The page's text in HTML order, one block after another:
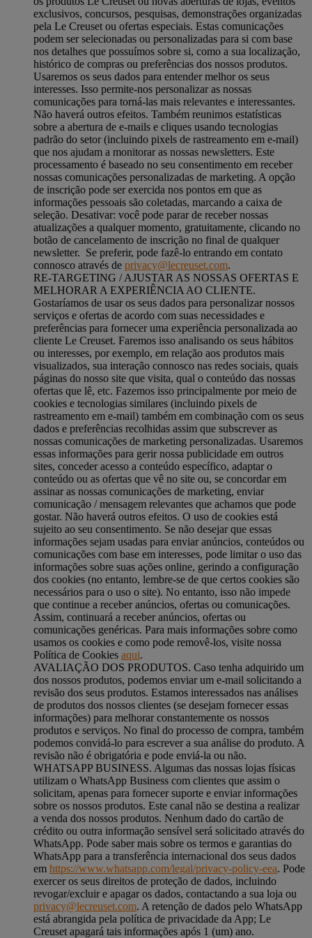
exclusivos, concursos, pesquisas, demonstrações organizadas
pela Le Creuset ou ofertas especiais. Estas comunicações
podem ser selecionadas ou personalizadas para si com base
nos detalhes que possuímos sobre si, como a sua localização,
histórico de compras ou preferências dos nossos produtos.
Usaremos os seus dados para entender melhor os seus
interesses. Isso permite-nos personalizar as nossas
comunicações para torná-las mais relevantes e interessantes.
Não haverá outros efeitos. Também reunimos estatísticas
sobre a abertura de e-mails e cliques usando tecnologias
padrão do setor (incluindo pixels de rastreamento em e-mail)
que nos ajudam a monitorar as nossas newsletters. Este
processamento é baseado no seu consentimento em receber
nossas comunicações personalizadas de marketing. A opção
de inscrição pode ser exercida nos pontos em que as
informações pessoais são coletadas, marcando a caixa de
seleção. Desativar: você pode parar de receber nossas
atualizações a qualquer momento, gratuitamente, clicando no
botão de cancelamento de inscrição no final de qualquer
newsletter. Se preferir, pode fazê-lo entrando em contato
connosco através de privacy@lecreuset.com.
RE-TARGETING / AJUSTAR AS NOSSAS OFERTAS E
MELHORAR A EXPERIÊNCIA AO CLIENTE.
Gostaríamos de usar os seus dados para personalizar nossos
serviços e ofertas de acordo com suas necessidades e
preferências para fornecer uma experiência personalizada ao
cliente Le Creuset. Faremos isso analisando os seus hábitos
ou interesses, por exemplo, em relação aos produtos mais
visualizados, sua interação connosco nas redes sociais, quais
páginas do nosso site que visita, qual o conteúdo das nossas
ofertas que lê, etc. Fazemos isso principalmente por meio de
cookies e tecnologias similares (incluindo pixels de
rastreamento em e-mail) também em combinação com os seus
dados e preferências recolhidas assim que subscrever as
nossas comunicações de marketing personalizadas. Usaremos
essas informações para gerir nossa publicidade em outros
sites, conceder acesso a conteúdo específico, adaptar o
conteúdo ou as ofertas que vê no site ou, se concordar em
assinar as nossas comunicações de marketing, enviar
comunicação / mensagem relevantes que achamos que pode
gostar. Não haverá outros efeitos. O uso de cookies está
sujeito ao seu consentimento. Se não desejar que essas
informações sejam usadas para enviar anúncios, conteúdos ou
comunicações com base em interesses, pode limitar o uso das
informações sobre suas ações online, gerindo a configuração
dos cookies (no entanto, lembre-se de que certos cookies são
necessários para o uso o site). No entanto, isso não impede
que continue a receber anúncios, ofertas ou comunicações.
Assim, continuará a receber anúncios, ofertas ou
comunicações genéricas. Para mais informações sobre como
usamos os cookies e como pode removê-los, visite nossa
Política de Cookies aqui.
AVALIAÇÃO DOS PRODUTOS. Caso tenha adquirido um
dos nossos produtos, podemos enviar um e-mail solicitando a
revisão dos seus produtos. Estamos interessados ​​nas análises
de produtos dos nossos clientes (se desejam fornecer essas
informações) para melhorar constantemente os nossos
produtos e serviços. No final do processo de compra, também
podemos convidá-lo para escrever a sua análise do produto. A
revisão não é obrigatória e pode enviá-la ou não.
WHATSAPP BUSINESS. Algumas das nossas lojas físicas
utilizam o WhatsApp Business com clientes que assim o
solicitam, apenas para fornecer suporte e enviar informações
sobre os nossos produtos. Este canal não se destina a realizar
a venda dos nossos produtos. Nenhum dado do cartão de
crédito ou outra informação sensível será solicitado através do
WhatsApp. Pode saber mais sobre os termos e garantias do
WhatsApp para a transferência internacional dos seus dados
em https://www.whatsapp.com/legal/privacy-policy-eea. Pode
exercer os seus direitos de proteção de dados, incluindo
revogar/excluir e apagar os dados, contactando a sua loja ou
privacy@lecreuset.com. A retenção de dados pelo WhatsApp
está abrangida pela política de privacidade da App; Le
Creuset apagará tais informações após 1 (um) ano.